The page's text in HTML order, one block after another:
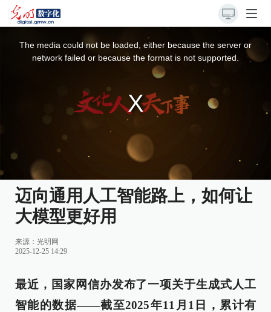
The media could not be loaded, either because the server or
network failed or because the format is not supported.
迈向通用人工智能路上，如何让
大模型更好用
来源： 光明网
2025-12-25 14:29
最近，国家网信办发布了一项关于生成式人工
智能的数据——截至2025年11月1日，累计有